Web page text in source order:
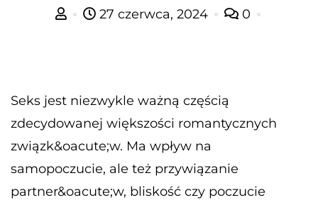
27 czerwca, 2024 0
Seks jest niezwykle ważną częścią
zdecydowanej większości romantycznych
związk&oacute;w. Ma wpływ na
samopoczucie, ale też przywiązanie
partner&oacute;w, bliskość czy poczucie